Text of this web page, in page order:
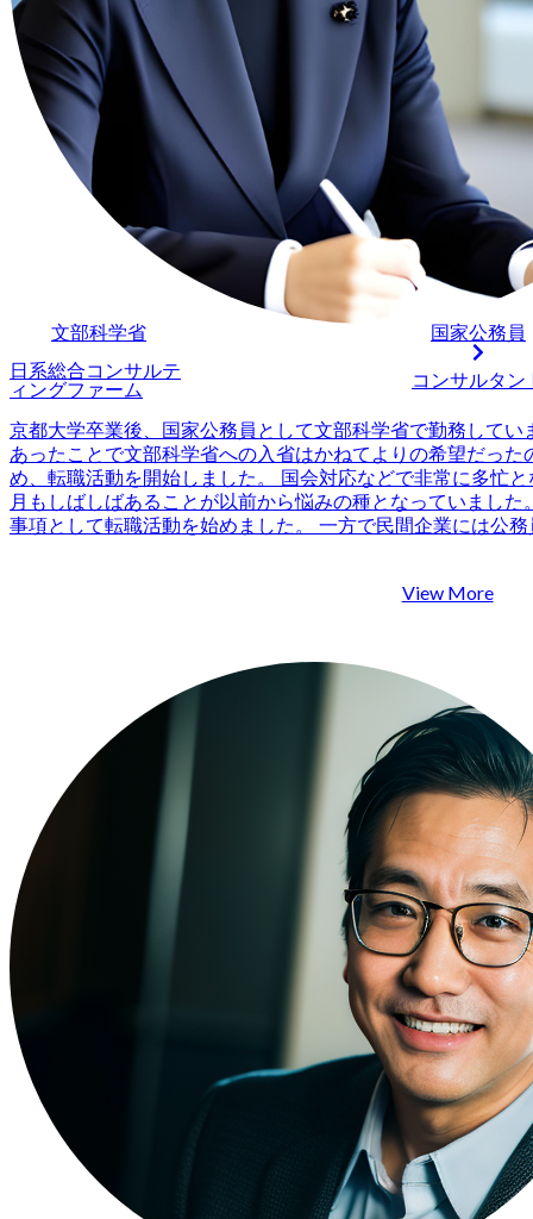
文部科学省
国家公務員
日系総合コンサルテ
ィングファーム
コンサルタン
京都大学卒業後、国家公務員として文部科学省で勤務してい
あったことで文部科学省への入省はかねてよりの希望だっ
め、転職活動を開始しました。 国会対応などで非常に多忙
月もしばしばあることが以前から悩みの種となっていまし
事項として転職活動を始めました。 一方で民間企業には公
WLBが改善され、キャリアップも見込めるということが大
となく知っていましたが、なぜ改善されているのか、どの
う詳しい事情まで伺うことができ、非常に納得感がありま
較しても信頼できると確信したので、松代さんにご支援い
ームへ転職することを決めました。 どのファームもWLB重
いますが、その中でより働きやすいファームをプロの目線
で非常に役立ちました。それぞれの企業が打ち出している
さんの知識の豊富さに驚きました。 自分の想像以上にWLB
く、多様な選択肢の中から意思決定ができ満足です。働き
ャーや身につくスキルのバランスが最も良い会社を選べた
は、面接でも働きやすさ重視ということが前面に出てしま
があったことが反省点です。面接では本音と建前はしっか
転職前は年収600万円、転職後は年収750万円になりました
ていたので、望外に年収アップも果たせて非常に嬉しいです
っかり会社にもお返ししていきたいと考えています。長期的
考えきれていない部分も正直ありますが、WLBを改善しな
View More